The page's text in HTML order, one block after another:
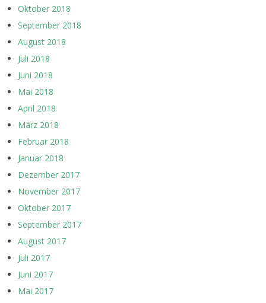
Oktober 2018
September 2018
August 2018
Juli 2018
Juni 2018
Mai 2018
April 2018
März 2018
Februar 2018
Januar 2018
Dezember 2017
November 2017
Oktober 2017
September 2017
August 2017
Juli 2017
Juni 2017
Mai 2017